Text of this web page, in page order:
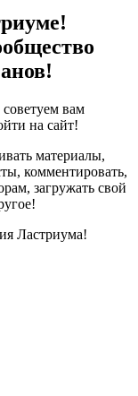
вам
на сайт!
материалы,
комментировать,
загружать свой
Ластриума!